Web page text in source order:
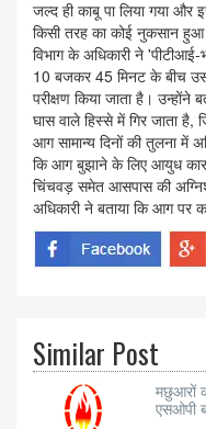
जल्द ही काबू पा लिया गया
किसी तरह का कोई नुकसान
विभाग के अधिकारी ने 'पीटीआई-
10 बजकर 45 मिनट के बीच उस
परीक्षण किया जाता है। उन्होंने
घास वाले हिस्से में गिर जाता
आग सामान्य दिनों की तुलना में
कि आग बुझाने के लिए आयुध
चिंचवड़ समेत आसपास की
अधिकारी ने बताया कि आग पर
Similar Post
मछुआरों
एसओपी